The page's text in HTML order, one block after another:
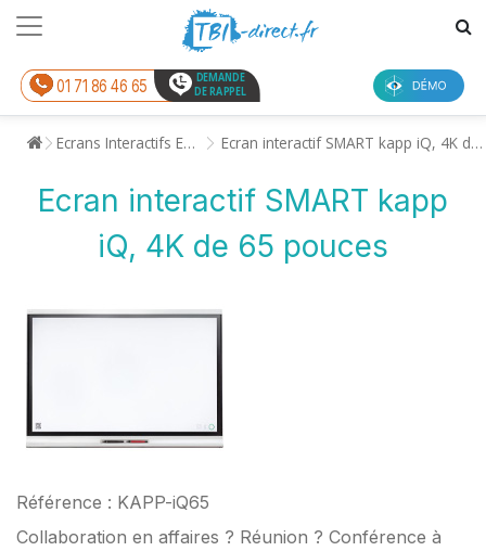
01 71 86 46 65
DEMANDE
DE RAPPEL
Ecrans Interactifs Entreprise Ecran interactif SMART kapp iQ, 4K de 65 pouces
Ecran interactif SMART kapp
iQ, 4K de 65 pouces
Référence : KAPP-iQ65
Collaboration en affaires ? Réunion ? Conférence à